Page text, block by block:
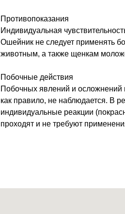
Противопоказания
Индивидуальная
Ошейник не следует применять
животным, а также щенкам
Побочные действия
Побочных явлений и осложнений
как правило, не наблюдается. В
индивидуальные реакции
проходят и не требуют